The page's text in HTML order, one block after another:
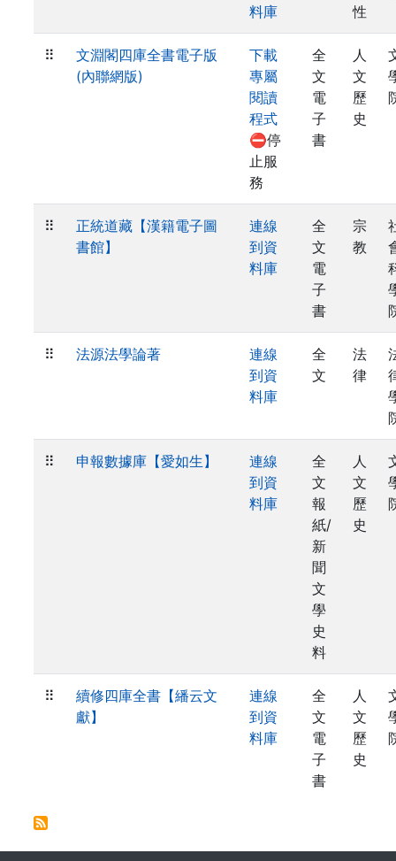
料庫
性
⠿
文淵閣四庫全書電子版
(內聯網版)
下載
專屬
閱讀
程式
⛔停
止服
務
全
文
電
子
書
人
文
歷
史
⠿
正統道藏【漢籍電子圖
書館】
連線
到資
料庫
全
文
電
子
書
宗
教
⠿ 法源法學論著
連線
到資
料庫
全
文
法
律
⠿ 申報數據庫【愛如生】
連線
到資
料庫
全
文
報
紙/
新
聞
文
學
史
料
人
文
歷
史
⠿
續修四庫全書【繙云文
獻】
連線
到資
料庫
全
文
電
子
書
人
文
歷
史